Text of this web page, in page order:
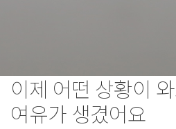
이제 어떤 상황이
여유가 생겼어요